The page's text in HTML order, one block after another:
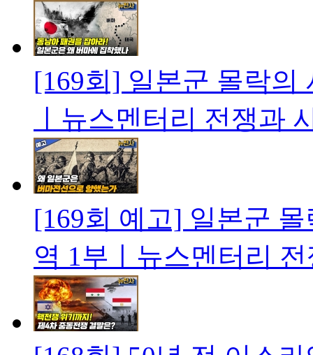
[169회] 일본군 몰락의
ㅣ뉴스멘터리 전쟁과
[169회 예고] 일본군
역 1부ㅣ뉴스멘터리